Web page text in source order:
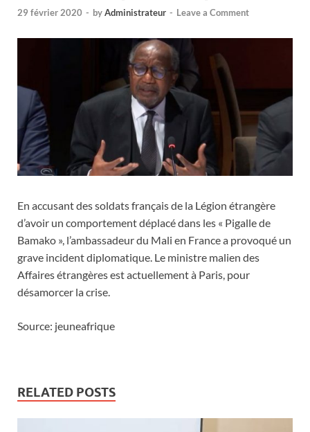
29 février 2020 - byAdministrateur - Leave a Comment
En accusant des soldats français de la Légion étrangère
d’avoir un comportement déplacé dans les « Pigalle de
Bamako », l’ambassadeur du Mali en France a provoqué un
grave incident diplomatique. Le ministre malien des
Affaires étrangères est actuellement à Paris, pour
désamorcer la crise.
Source: jeuneafrique
RELATED POSTS